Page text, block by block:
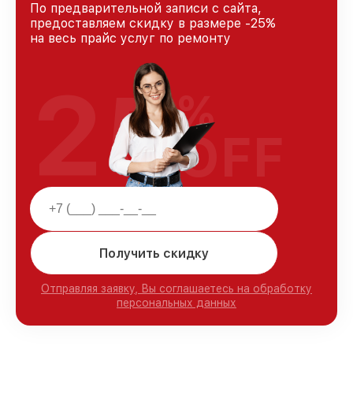
По предварительной записи с сайта,
предоставляем скидку в размере -25%
на весь прайс услуг по ремонту
Получить скидку
Отправляя заявку, Вы соглашаетесь на обработку
персональных данных
25%
OFF